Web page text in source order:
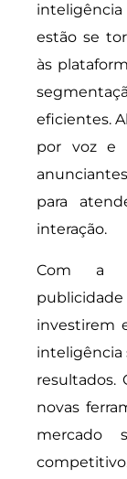
estão se
às
eficientes.
por voz e
para
interação.
Com a
investirem
inteligência
resultados.
novas
mercado